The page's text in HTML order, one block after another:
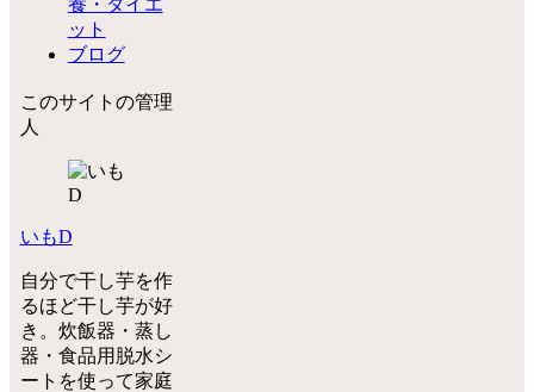
ット
ブログ
このサイトの管理
人
いもD
自分で干し芋を作
るほど干し芋が好
き。炊飯器・蒸し
器・食品用脱水シ
ートを使って家庭